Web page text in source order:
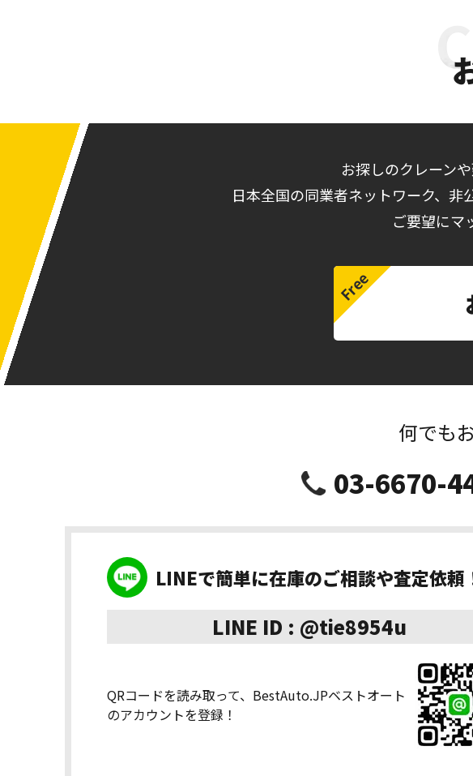
お探しのクレーン
日本全国の同業者ネットワーク、非
ご要望にマ
何でも
03-6670-
LINEで簡単に在庫のご相談や査定依頼
LINE ID : @tie8954u
QRコードを読み取って、BestAuto.JPベストオート
のアカウントを登録！